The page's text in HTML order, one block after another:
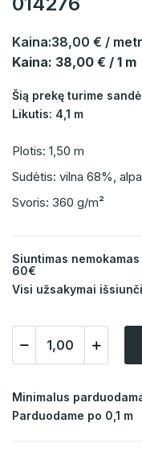
Kaina:38,00 € /
Kaina: 38,00 € / 1 m
Šią prekę turime
Likutis: 4,1 m
Plotis: 1,50 m
Sudėtis: vilna 68%,
Svoris: 360 g/m²
Siuntimas
60€
Visi užsakymai
Minimalus
Parduodame po 0,1 m